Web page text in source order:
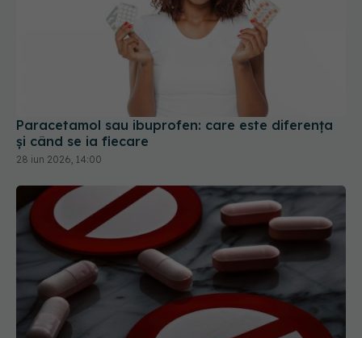
Paracetamol sau ibuprofen: care este diferența
și când se ia fiecare
28 iun 2026, 14:00